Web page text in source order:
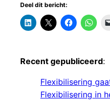
Deel dit bericht:
Recent gepubliceerd:
Flexibilisering
Flexibilisering in